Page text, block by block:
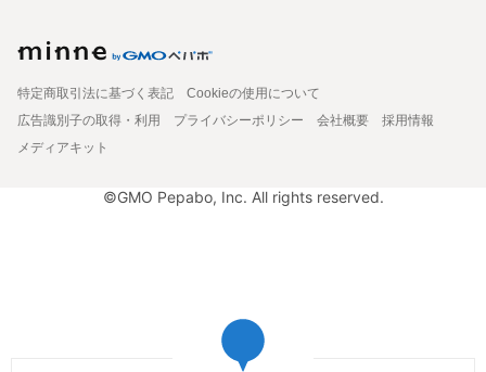
特定商取引法に基づく表記
Cookieの使用について
広告識別子の取得・利用
プライバシーポリシー 会社概要
採用情報
メディアキット
©GMO Pepabo, Inc. All rights reserved.